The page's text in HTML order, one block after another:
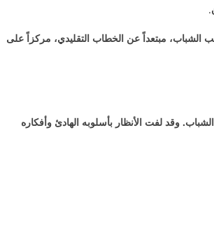
.
الشباب، مبتعداً عن الخطاب التقليدي، مركزاً على
وقد لفت الأنظار بأسلوبه الهادئ وأفكاره